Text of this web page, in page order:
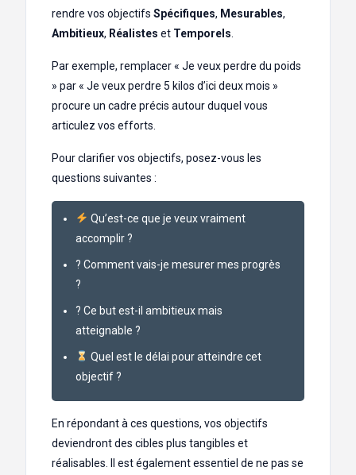
rendre vos objectifs Spécifiques, Mesurables,
Ambitieux, Réalistes et Temporels
Par exemple, remplacer « Je veux perdre du poids
» par « Je veux perdre 5 kilos d’ici deux mois »
procure un cadre précis autour duquel vous
articulez vos efforts.
Pour clarifier vos objectifs, posez-vous les
questions suivantes :
Qu’est-ce que je veux vraiment
accomplir ?
? Comment vais-je mesurer mes progrès
?
? Ce but est-il ambitieux mais
atteignable ?
Quel est le délai pour atteindre cet
objectif ?
En répondant à ces questions, vos objectifs
deviendront des cibles plus tangibles et
réalisables. Il est également essentiel de ne pas se